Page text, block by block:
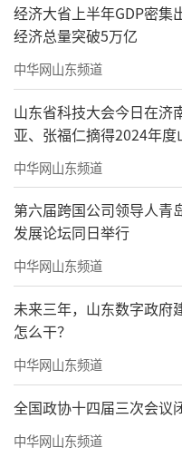
2009年绿地响
块，建设210万方城
高铁＋地铁＋产＋商
D项目。2016年济
为CBD开拓者，
换综合试验区”和
展”的国策号召，
目济南绿地国际博
区的国家战略，打
经济大省上半年GDP密集
经济总量突破5万亿
中华网山东频道
山东省科技大会今日在济
亚、张福仁摘得2024年
奖最高奖！
中华网山东频道
第六届跨国公司领导人青
发展论坛同日举行
中华网山东频道
未来三年，山东数字政府
怎么干？
中华网山东频道
全国政协十四届三次会议
中华网山东频道